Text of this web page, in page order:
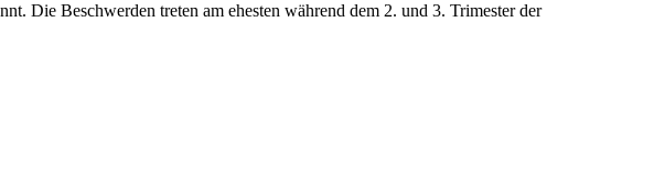
Die Beschwerden treten am ehesten während dem 2. und 3. Trimester der